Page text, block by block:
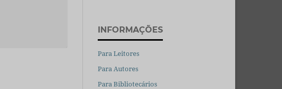
INFORMAÇÕES
Para Leitores
Para Autores
Para Bibliotecários